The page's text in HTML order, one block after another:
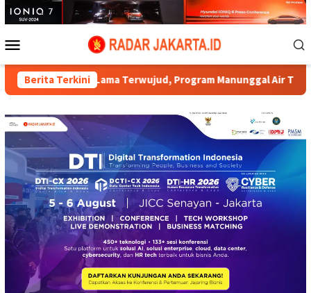
Loncat
ke
Mobile
Berita Terkini
Terwujud, Program Manunggal Air TMMD ke-129 Rampung